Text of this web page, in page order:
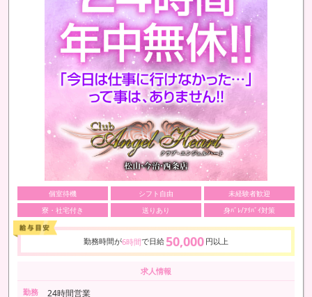
個室待機 シフト自由
未経験者歓迎
寮・社宅付き
送りあり 身ﾊﾞﾚ/ｱﾘﾊﾞｲ対策
勤務時間が6時間で日給 50,000 円以上
求人情報
勤務
24時間営業